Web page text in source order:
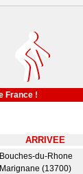
France !
ARRIVEE
Bouches-du-Rhone
Marignane (13700)